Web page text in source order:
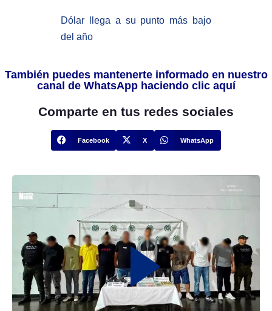
Dólar llega a su punto más bajo
del año
También puedes mantenerte informado en nuestro
canal de WhatsApp haciendo clic aquí
Comparte en tus redes sociales
Facebook X WhatsApp